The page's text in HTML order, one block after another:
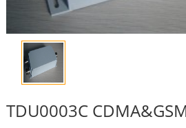
TDU0003C